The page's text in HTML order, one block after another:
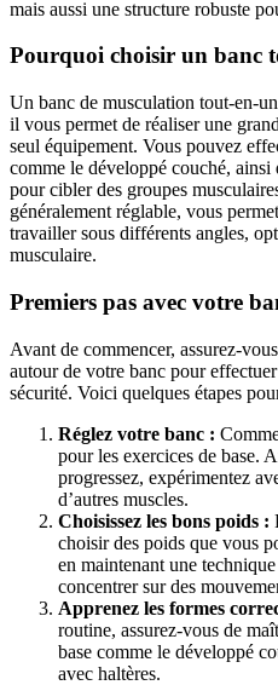
mais aussi une structure robuste
Pourquoi choisir un banc
Un banc de musculation tout-en-
il vous permet de réaliser une
seul équipement. Vous pouvez
comme le développé couché, ainsi
pour cibler des groupes
généralement réglable, vous
travailler sous différents angles,
musculaire.
Premiers pas avec votre
Avant de commencer, assurez-
autour de votre banc pour
sécurité. Voici quelques étapes
Réglez votre banc :
pour les exercices de base.
progressez, expérimentez
d’autres muscles.
Choisissez les bons poids :
choisir des poids que vous
en maintenant une
concentrer sur des
Apprenez les formes
routine, assurez-vous de
base comme le développé
avec haltères.